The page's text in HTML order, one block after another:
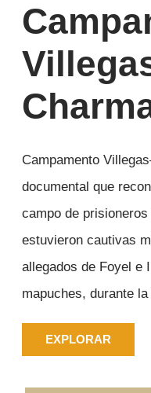
Campamento
documental que
campo de
estuvieron cautivas
allegados de Foyel e
mapuches, durante
EXPLORAR